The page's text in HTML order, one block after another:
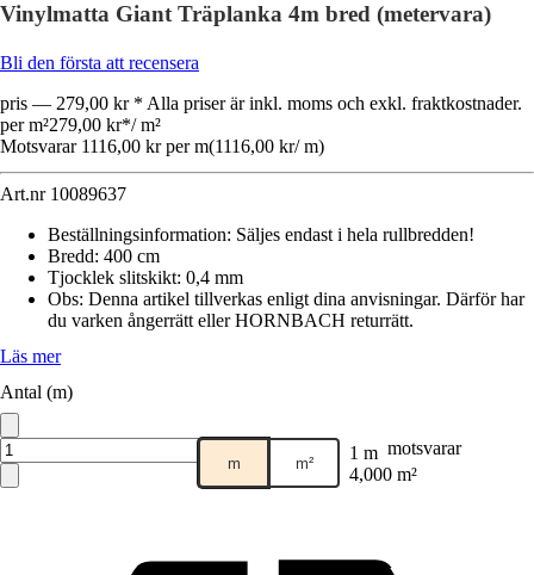
Vinylmatta Giant Träplanka 4m bred (metervara)
Bli den första att recensera
pris — 279,00 kr * Alla priser är inkl. moms och exkl. fraktkostnader.
per m²279,00 kr*/ m²
Motsvarar 1116,00 kr per m(1116,00 kr/ m)
Art.nr 10089637
Beställningsinformation: Säljes endast i hela rullbredden!
Bredd: 400 cm
Tjocklek slitskikt: 0,4 mm
Obs: Denna artikel tillverkas enligt dina anvisningar. Därför har
du varken ångerrätt eller HORNBACH returrätt.
Läs mer
Antal (m)
m m² 1 m motsvarar
4,000 m²